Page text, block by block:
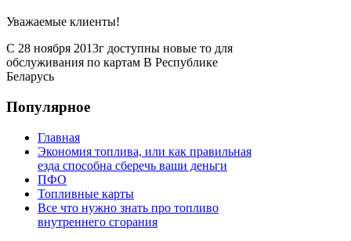
Уважаемые клиенты!
С 28 ноября 2013г доступны новые то для
обслуживания по картам В Республике
Беларусь
Популярное
Главная
Экономия топлива, или как правильная
езда способна сберечь ваши деньги
ПФО
Топливные карты
Все что нужно знать про топливо
внутреннего сгорания